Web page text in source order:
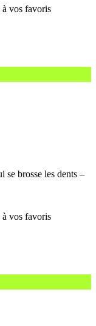
brosse les dents –